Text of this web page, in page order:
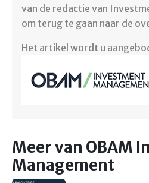
van de redactie van
om terug te gaan naar de
Het artikel wordt u
Meer van OBAM
Management